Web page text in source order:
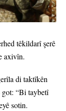
têkildarî şerê
axivîn.
di taktîkên
got: “Bi taybetî
sotin.